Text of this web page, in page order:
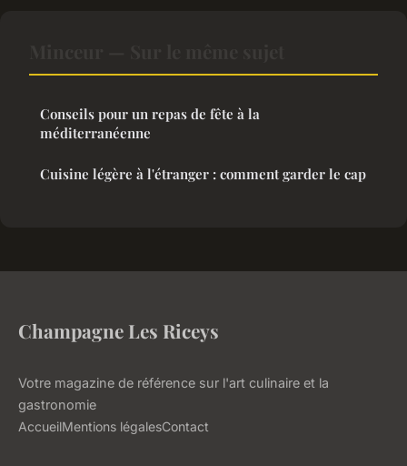
Conseils pour un repas de fête à la
méditerranéenne
Cuisine légère à l'étranger : comment garder le cap
Champagne Les Riceys
Votre magazine de référence sur l'art culinaire et la
gastronomie
AccueilMentions légalesContact